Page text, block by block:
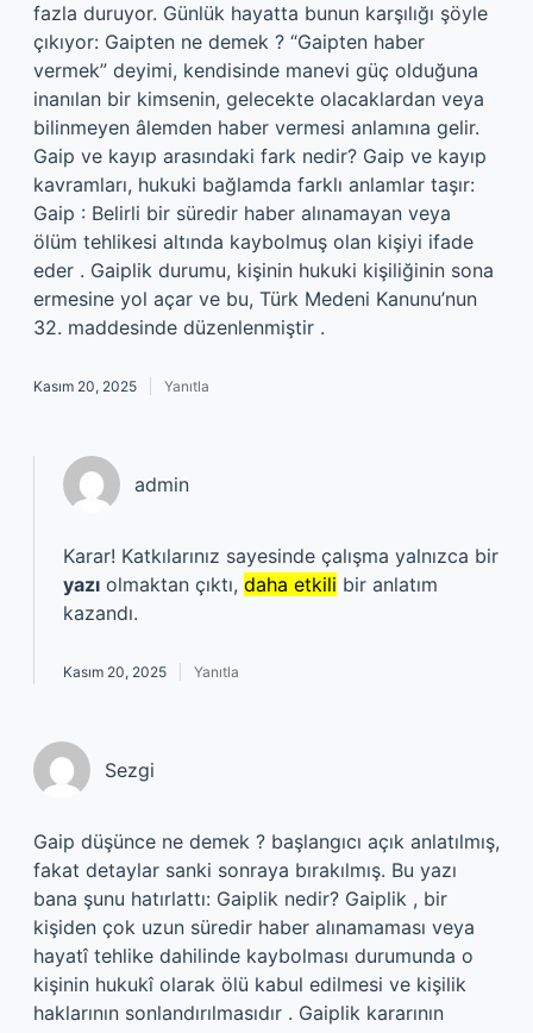
fazla duruyor. Günlük hayatta bunun karşılığı şöyle
çıkıyor: Gaipten ne demek ? “Gaipten haber
vermek” deyimi, kendisinde manevi güç olduğuna
inanılan bir kimsenin, gelecekte olacaklardan veya
bilinmeyen âlemden haber vermesi anlamına gelir.
Gaip ve kayıp arasındaki fark nedir? Gaip ve kayıp
kavramları, hukuki bağlamda farklı anlamlar taşır:
Gaip : Belirli bir süredir haber alınamayan veya
ölüm tehlikesi altında kaybolmuş olan kişiyi ifade
eder . Gaiplik durumu, kişinin hukuki kişiliğinin sona
ermesine yol açar ve bu, Türk Medeni Kanunu’nun
32. maddesinde düzenlenmiştir .
Kasım 20, 2025 Yanıtla
admin
Karar! Katkılarınız sayesinde çalışma yalnızca bir
yazı olmaktan çıktı, daha etkili bir anlatım
kazandı.
Kasım 20, 2025 Yanıtla
Sezgi
Gaip düşünce ne demek ? başlangıcı açık anlatılmış,
fakat detaylar sanki sonraya bırakılmış. Bu yazı
bana şunu hatırlattı: Gaiplik nedir? Gaiplik , bir
kişiden çok uzun süredir haber alınamaması veya
hayatî tehlike dahilinde kaybolması durumunda o
kişinin hukukî olarak ölü kabul edilmesi ve kişilik
haklarının sonlandırılmasıdır . Gaiplik kararının